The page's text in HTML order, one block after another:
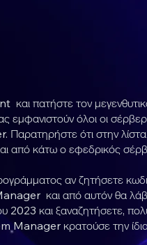
και πατήστε τον
εμφανιστούν όλοι οι
ότι στην λίστα
από κάτω ο εφεδρικός
αν ζητήσετε
και από αυτόν θα
2023 και ξαναζητήσετε,
Manager κρατούσε την